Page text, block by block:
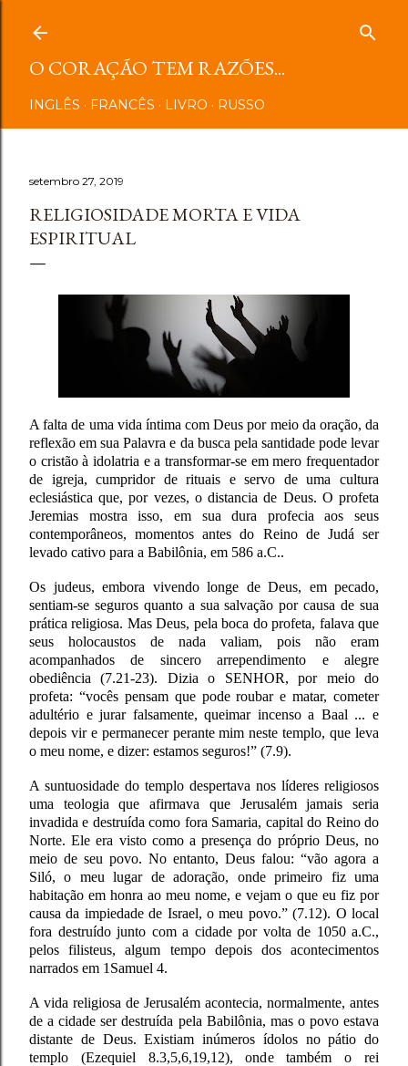
O CORAÇÃO TEM RAZÕES...
INGLÊS FRANCÊS LIVRO RUSSO
setembro 27, 2019
RELIGIOSIDADE MORTA E VIDA
ESPIRITUAL
A falta de uma vida íntima com Deus por meio da oração, da
reflexão em sua Palavra e da busca pela santidade pode levar
o cristão à idolatria e a transformar-se em mero frequentador
de igreja, cumpridor de rituais e servo de uma cultura
eclesiástica que, por vezes, o distancia de Deus. O profeta
Jeremias mostra isso, em sua dura profecia aos seus
contemporâneos, momentos antes do Reino de Judá ser
levado cativo para a Babilônia, em 586 a.C..
Os judeus, embora vivendo longe de Deus, em pecado,
sentiam-se seguros quanto a sua salvação por causa de sua
prática religiosa. Mas Deus, pela boca do profeta, falava que
seus holocaustos de nada valiam, pois não eram
acompanhados de sincero arrependimento e alegre
obediência (7.21-23). Dizia o SENHOR, por meio do
profeta: “vocês pensam que pode roubar e matar, cometer
adultério e jurar falsamente, queimar incenso a Baal ... e
depois vir e permanecer perante mim neste templo, que leva
o meu nome, e dizer: estamos seguros!” (7.9).
A suntuosidade do templo despertava nos líderes religiosos
uma teologia que afirmava que Jerusalém jamais seria
invadida e destruída como fora Samaria, capital do Reino do
Norte. Ele era visto como a presença do próprio Deus, no
meio de seu povo. No entanto, Deus falou: “vão agora a
Siló, o meu lugar de adoração, onde primeiro fiz uma
habitação em honra ao meu nome, e vejam o que eu fiz por
causa da impiedade de Israel, o meu povo.” (7.12). O local
fora destruído junto com a cidade por volta de 1050 a.C.,
pelos filisteus, algum tempo depois dos acontecimentos
narrados em 1Samuel 4.
A vida religiosa de Jerusalém acontecia, normalmente, antes
de a cidade ser destruída pela Babilônia, mas o povo estava
distante de Deus. Existiam inúmeros ídolos no pátio do
templo (Ezequiel 8.3,5,6,19,12), onde também o rei